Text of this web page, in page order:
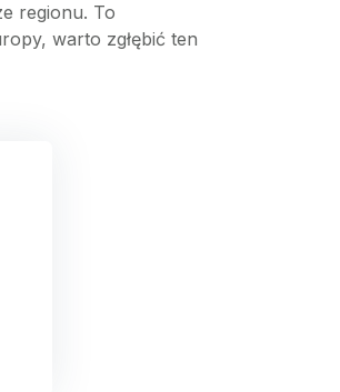
regionu. To
warto zgłębić ten